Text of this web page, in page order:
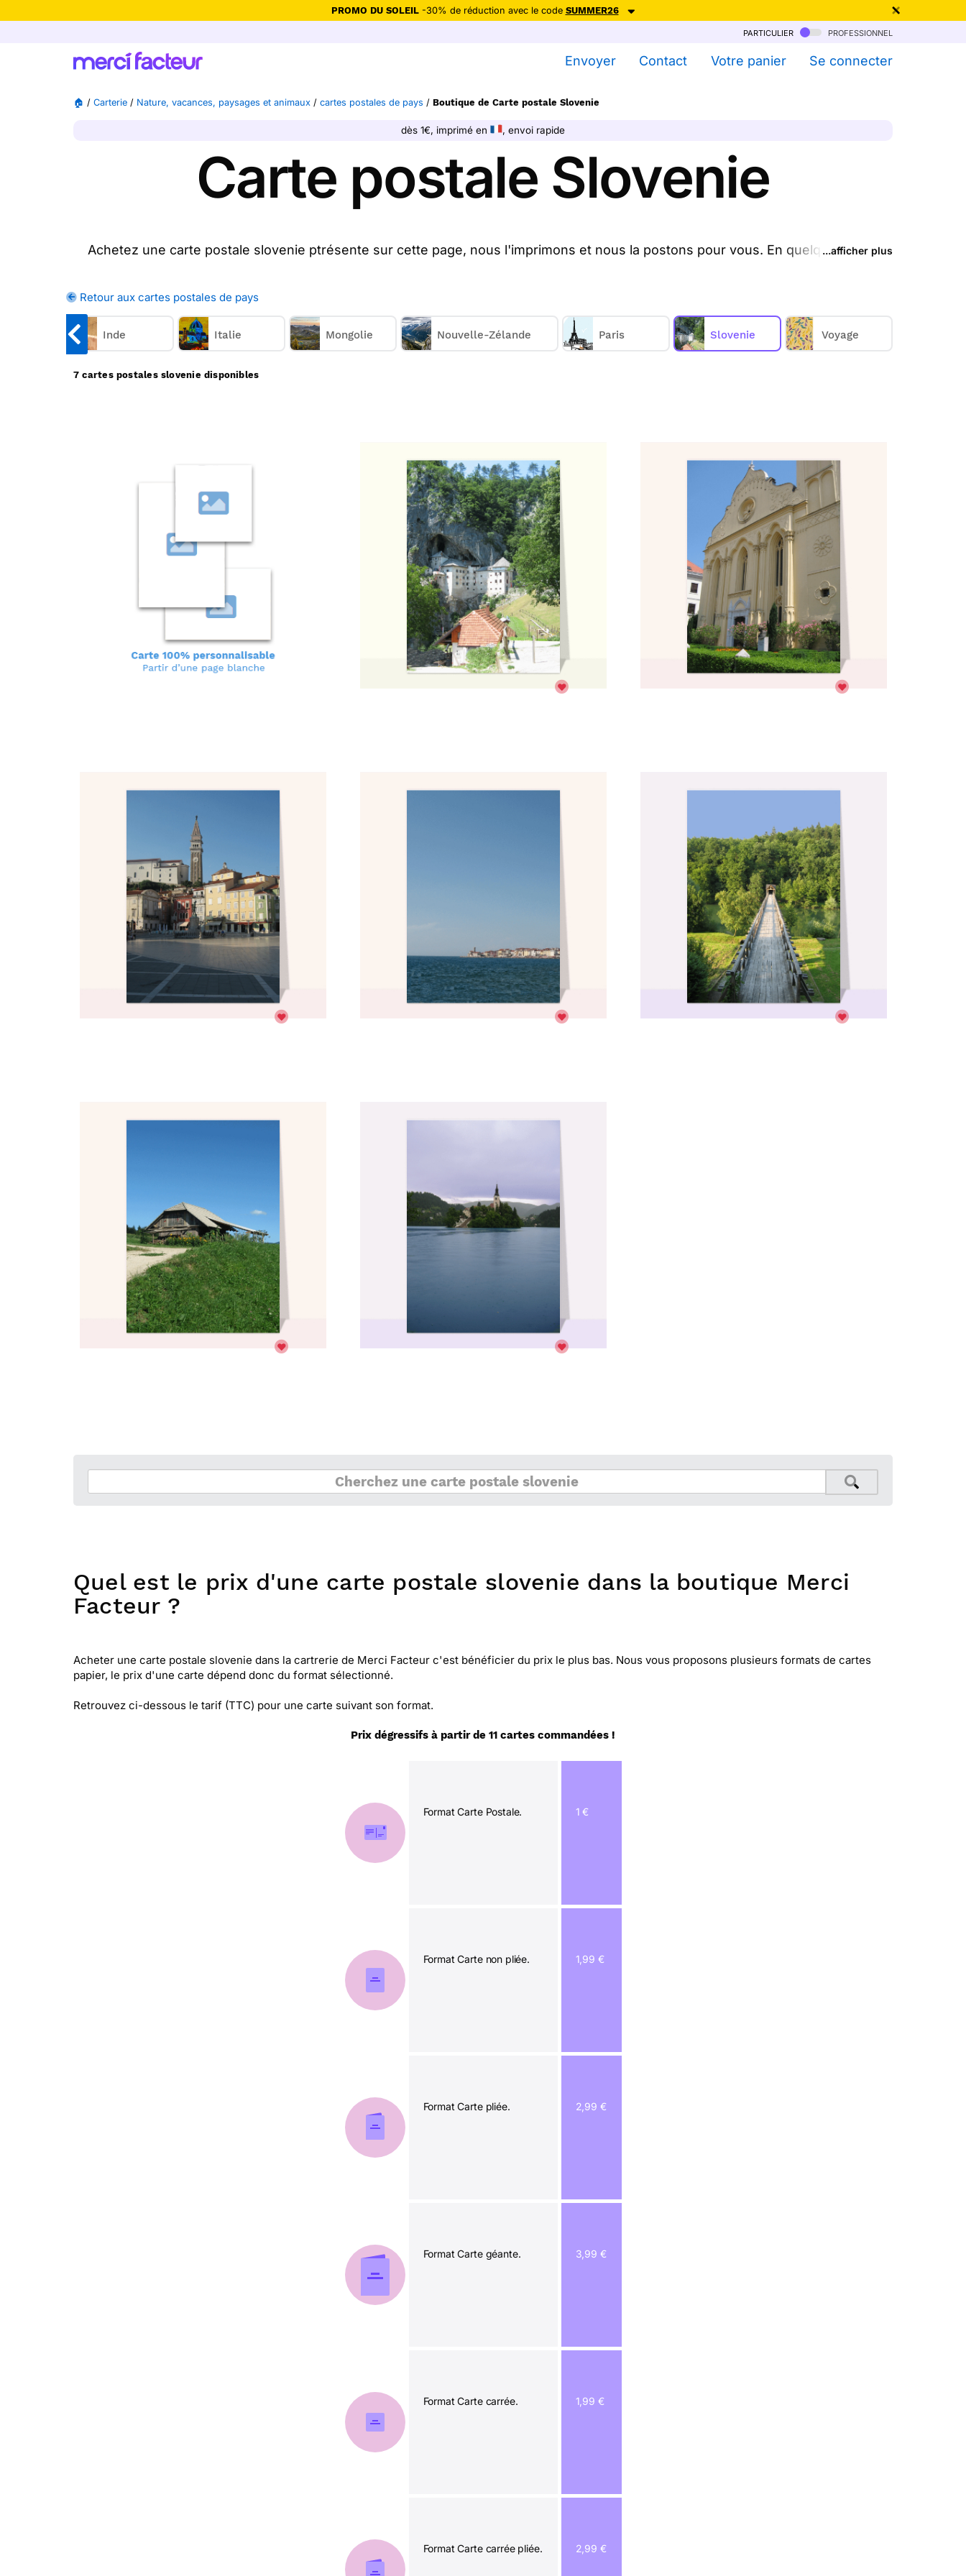
PROMO DU SOLEIL-30% de réduction avec le code SUMMER26
particulier professionnel
Envoyer Contact Votre panier Se connecter
🏠 / Carterie / Nature, vacances, paysages et animaux / cartes postales de pays / Boutique de Carte postale Slovenie
dès 1€, imprimé en , envoi rapide
Carte postale Slovenie
Achetez une carte postale slovenie ptrésente sur cette page, nous l'imprimons et nous la postons pour vous. En quelques clics,
Merci Facteur vous propose cartes postales slovenie à partir de 1€ (prix dégressif dès 11 cartes).
Comment ça marche :
...afficher plus
Retour aux cartes postales de pays
Inde Italie Mongolie Nouvelle-Zélande Paris Slovenie Voyage
7 cartes postales slovenie disponibles
Quel est le prix d'une carte postale slovenie dans la boutique Merci
Facteur ?
Acheter une carte postale slovenie dans la cartrerie de Merci Facteur c'est bénéficier du prix le plus bas. Nous vous proposons plusieurs formats de cartes
papier, le prix d'une carte dépend donc du format sélectionné.
Retrouvez ci-dessous le tarif (TTC) pour une carte suivant son format.
Prix dégressifs à partir de 11 cartes commandées !
Format Carte Postale. 1 €
Format Carte non pliée. 1,99 €
Format Carte pliée. 2,99 €
Format Carte géante. 3,99 €
Format Carte carrée. 1,99 €
Format Carte carrée pliée. 2,99 €